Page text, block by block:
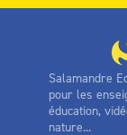
Salamandre
pour les
éducation,
nature...